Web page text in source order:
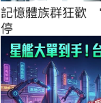
記憶體族群狂歡
停